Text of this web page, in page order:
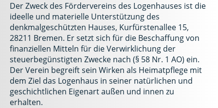
Der Zweck des Fördervereins des Logenhauses ist die
ideelle und materielle Unterstützung des
denkmalgeschützten Hauses, Kurfürstenallee 15,
28211 Bremen. Er setzt sich für die Beschaffung von
finanziellen Mitteln für die Verwirklichung der
steuerbegünstigten Zwecke nach (§ 58 Nr. 1 AO) ein.
Der Verein begreift sein Wirken als Heimatpflege mit
dem Ziel das Logenhaus in seiner natürlichen und
geschichtlichen Eigenart außen und innen zu
erhalten.